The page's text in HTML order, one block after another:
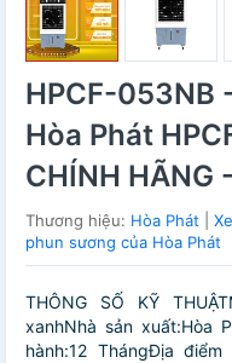
HPCF-053NB
Hòa Phát
CHÍNH HÃNG
Thương hiệu: Hòa Phát
phun sương của Hòa Phát
THÔNG SỐ KỸ
xanhNhà sản xuất:Hòa
hành:12 ThángĐịa